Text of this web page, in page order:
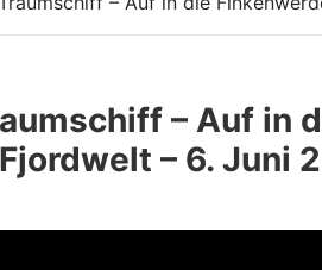
– Auf in
– 6. Juni